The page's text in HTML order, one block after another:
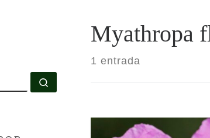
Myathropa
1 entrada